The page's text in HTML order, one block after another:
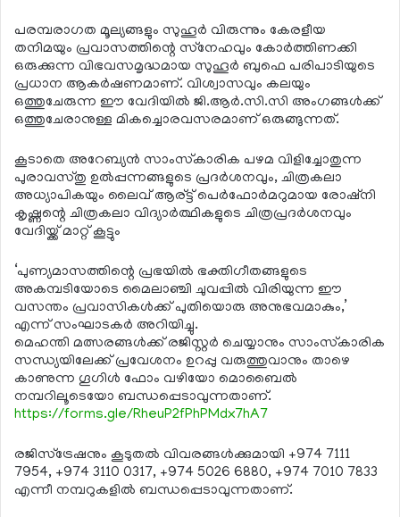
പരമ്പരാഗത മൂല്യങ്ങളും സുഹൂര്‍ വിരുന്നും കേരളീയ
തനിമയും പ്രവാസത്തിന്റെ സ്‌നേഹവും കോര്‍ത്തിണക്കി
ഒരുക്കുന്ന വിഭവസമൃദ്ധമായ സുഹൂര്‍ ബുഫെ പരിപാടിയുടെ
പ്രധാന ആകര്‍ഷണമാണ്. വിശ്വാസവും കലയും
ഒത്തുചേരുന്ന ഈ വേദിയില്‍ ജി.ആര്‍.സി.സി അംഗങ്ങള്‍ക്ക്
ഒത്തുചേരാനുള്ള മികച്ചൊരവസരമാണ് ഒരുങ്ങുന്നത്.
കൂടാതെ അറേബ്യന്‍ സാംസ്‌കാരിക പഴമ വിളിച്ചോതുന്ന
പുരാവസ്തു ഉല്‍പ്പന്നങ്ങളുടെ പ്രദര്‍ശനവും, ചിത്രകലാ
അധ്യാപികയും ലൈവ് ആര്ട്ട് പെര്‍ഫോര്‍മറുമായ രോഷ്നി
കൃഷ്ണന്റെ ചിത്രകലാ വിദ്യാര്‍ത്ഥികളുടെ ചിത്രപ്രദര്‍ശനവും
വേദിയ്ക്ക് മാറ്റ് കൂട്ടും
‘പുണ്യമാസത്തിന്റെ പ്രഭയില്‍ ഭക്തിഗീതങ്ങളുടെ
അകമ്പടിയോടെ മൈലാഞ്ചി ചുവപ്പില്‍ വിരിയുന്ന ഈ
വസന്തം പ്രവാസികള്‍ക്ക് പുതിയൊരു അനുഭവമാകും,’
എന്ന് സംഘാടകര്‍ അറിയിച്ചു.
മെഹന്തി മത്സരങ്ങള്‍ക്ക് രജിസ്റ്റര്‍ ചെയ്യാനും സാംസ്‌കാരിക
സന്ധ്യയിലേക്ക് പ്രവേശനം ഉറപ്പു വരുത്തുവാനും താഴെ
കാണുന്ന ഗൂഗിള്‍ ഫോം വഴിയോ മൊബൈല്‍
നമ്പറിലൂടെയോ ബന്ധപ്പെടാവുന്നതാണ്.
https://forms.gle/RheuP2fPhPMdx7hA7
രജിസ്‌ട്രേഷനും കൂടുതല്‍ വിവരങ്ങള്‍ക്കുമായി +974 7111
7954, +974 3110 0317, +974 5026 6880, +974 7010 7833
എന്നീ നമ്പറുകളില്‍ ബന്ധപ്പെടാവുന്നതാണ്.